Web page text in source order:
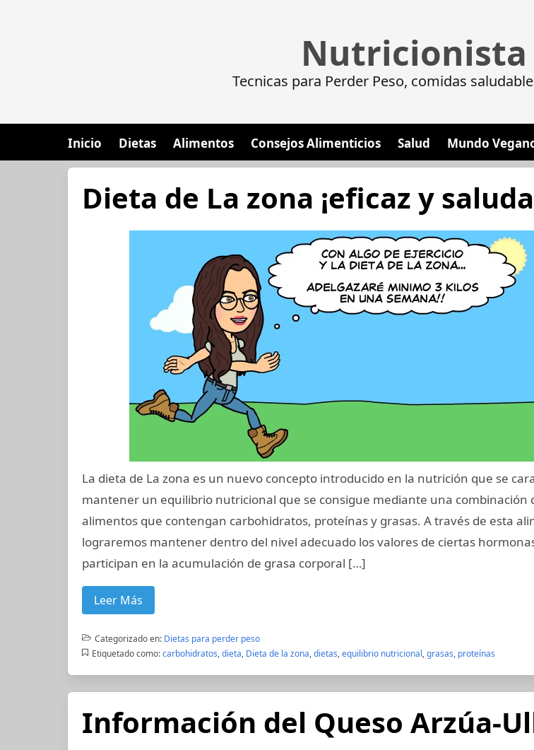
Nutricionista
Tecnicas para Perder Peso, comidas
Inicio Dietas Alimentos Consejos Alimenticios Salud Mundo
Dieta de La zona ¡eficaz y
La dieta de La zona es un nuevo concepto introducido en la nutrición que se
mantener un equilibrio nutricional que se consigue mediante una combinación
alimentos que contengan carbohidratos, proteínas y grasas. A través de esta
lograremos mantener dentro del nivel adecuado los valores de ciertas
participan en la acumulación de grasa corporal […]
Leer Más
Categorizado en: Dietas para perder peso
Etiquetado como: carbohidratos,dieta, Dieta de la zona,dietas,equilibrio nutricional,grasas, proteínas
Información del Queso Arzúa-